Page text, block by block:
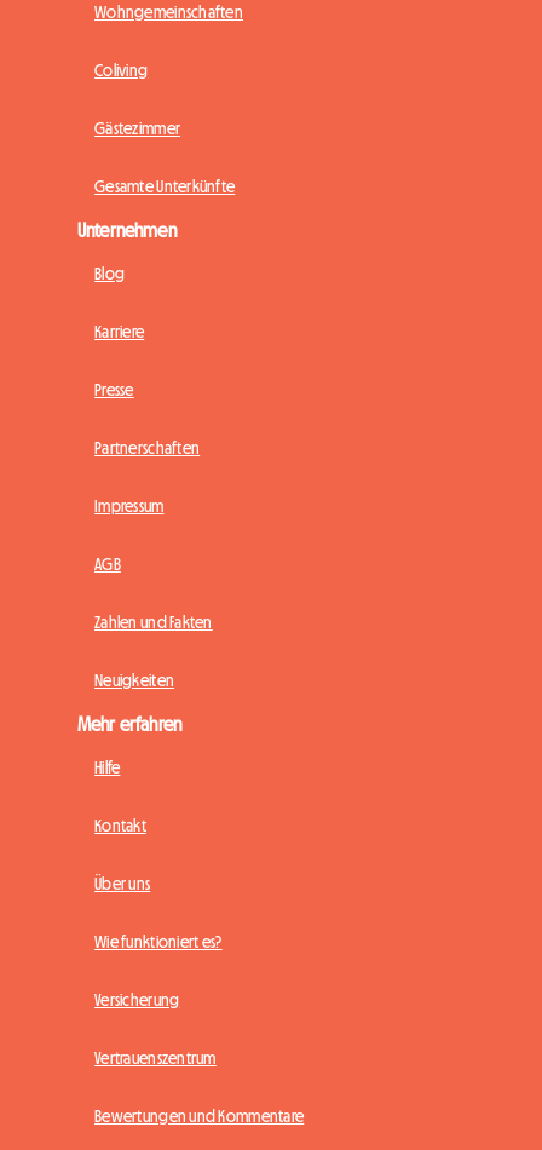
Wohngemeinschaften
Coliving
Gästezimmer
Gesamte Unterkünfte
Unternehmen
Blog
Karriere
Presse
Partnerschaften
Impressum
AGB
Zahlen und Fakten
Neuigkeiten
Mehr erfahren
Hilfe
Kontakt
Über uns
Wie funktioniert es?
Versicherung
Vertrauenszentrum
Bewertungen und Kommentare